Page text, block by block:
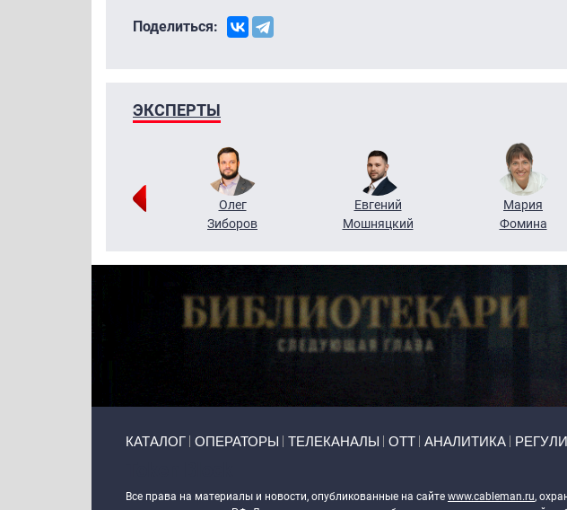
Поделиться:
ЭКСПЕРТЫ
Олег
Зиборов
Евгений
Мошняцкий
Мария
Фомина
КАТАЛОГ ОПЕРАТОРЫ ТЕЛЕКАНАЛЫ ОТТ АНАЛИТИКА
Все права на материалы и новости, опубликованные на сайте www.cableman.ru,